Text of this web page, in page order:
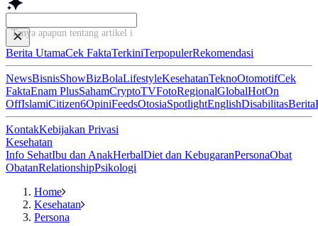
Tanya apapun tentang artikel ini...
Berita UtamaCek FaktaTerkiniTerpopulerRekomendasi
NewsBisnisShowBizBolaLifestyleKesehatanTeknoOtomotifCek
FaktaEnam PlusSahamCryptoTVFotoRegionalGlobalHotOn
OffIslamiCitizen6OpiniFeedsOtosiaSpotlightEnglishDisabilitasBerita
KontakKebijakan Privasi
Kesehatan
Info SehatIbu dan AnakHerbalDiet dan KebugaranPersonaObat
ObatanRelationshipPsikologi
Home
Kesehatan
Persona